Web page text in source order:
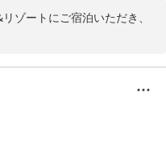
心よりお待ち申し上げてお
ートに再訪するか迷ったうえ、
ンスと異なり、こちらは徒歩圏
タカーなしの我が家にはこの点
が用意されていました。サイズ
願いしていたため、お部屋に
ル傘がありました。折りたたみ
ゾートにご宿泊いただき、
にありがとうございます。
ま向けのスタンプラリーや室
しいただけたと伺い大変嬉し
すさ、朝食、ランドリー設